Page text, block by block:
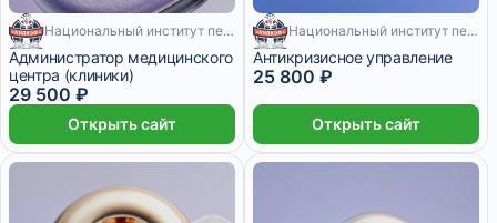
610 месяцев Национальный институт переподготовки и повышения квалификации кадров в сфере экономики и финансов
Администратор медицинского
центра (клиники)
29 500 ₽
Открыть сайт
502 месяца Национальный институт переподготовки и повышения квалификации кадров в сфере экономики и финансов
Антикризисное управление
25 800 ₽
Открыть сайт